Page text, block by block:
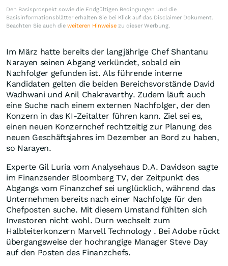
Den Basisprospekt sowie die Endgültigen Bedingungen und die
Basisinformationsblätter erhalten Sie bei Klick auf das Disclaimer Dokument.
Beachten Sie auch die weiteren Hinweise zu dieser Werbung.
Im März hatte bereits der langjährige Chef Shantanu
Narayen seinen Abgang verkündet, sobald ein
Nachfolger gefunden ist. Als führende interne
Kandidaten gelten die beiden Bereichsvorstände David
Wadhwani und Anil Chakravarthy. Zudem läuft auch
eine Suche nach einem externen Nachfolger, der den
Konzern in das KI-Zeitalter führen kann. Ziel sei es,
einen neuen Konzernchef rechtzeitig zur Planung des
neuen Geschäftsjahres im Dezember an Bord zu haben,
so Narayen.
Experte Gil Luria vom Analysehaus D.A. Davidson sagte
im Finanzsender Bloomberg TV, der Zeitpunkt des
Abgangs vom Finanzchef sei unglücklich, während das
Unternehmen bereits nach einer Nachfolge für den
Chefposten suche. Mit diesem Umstand fühlten sich
Investoren nicht wohl. Durn wechselt zum
Halbleiterkonzern Marvell Technology . Bei Adobe rückt
übergangsweise der hochrangige Manager Steve Day
auf den Posten des Finanzchefs.